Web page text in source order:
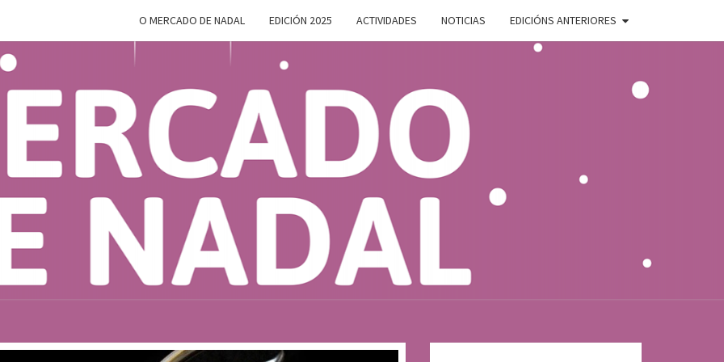
O MERCADO DE NADAL EDICIÓN 2025 ACTIVIDADES NOTICIAS EDICIÓNS ANTERIORES
MERCADO
DE
Do 28 De
Novembro
Ao 5 De
Xaneiro En
Compostela